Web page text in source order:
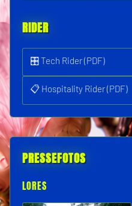
RIDER
🎛️ Tech Rider (PDF)
📋 Hospitality Rider (PDF)
PRESSEFOTOS
LORES